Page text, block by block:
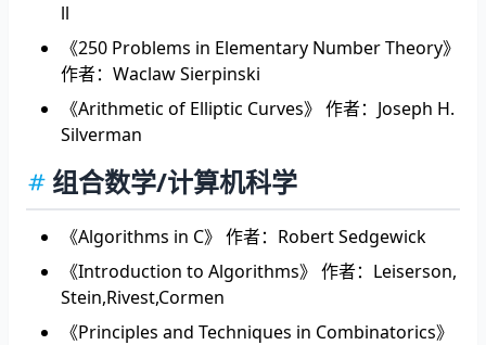
ll
《250 Problems in Elementary Number Theory》
作者：Waclaw Sierpinski
《Arithmetic of Elliptic Curves》 作者：Joseph H.
Silverman
组合数学/计算机科学
《Algorithms in C》 作者：Robert Sedgewick
《Introduction to Algorithms》 作者：Leiserson,
Stein,Rivest,Cormen
《Principles and Techniques in Combinatorics》